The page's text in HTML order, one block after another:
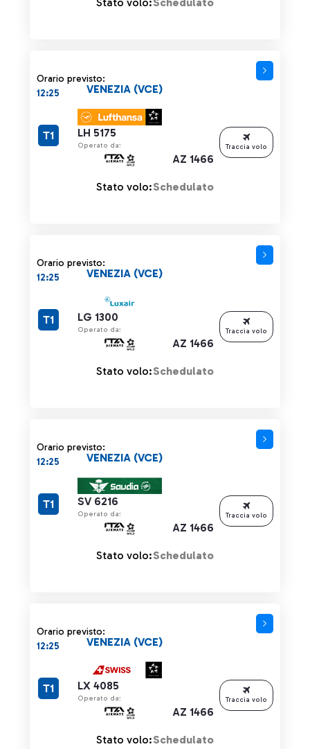
Orario previsto:
12:25
LH 5175
Operato da:
AZ 1466
VENEZIA (VCE)
T1
Stato volo:Schedulato
Traccia volo
Orario previsto:
12:25
LG 1300
Operato da:
AZ 1466
VENEZIA (VCE)
T1
Stato volo:Schedulato
Traccia volo
Orario previsto:
12:25
SV 6216
Operato da:
AZ 1466
VENEZIA (VCE)
T1
Stato volo:Schedulato
Traccia volo
Orario previsto:
12:25
LX 4085
Operato da:
AZ 1466
VENEZIA (VCE)
T1
Stato volo:Schedulato
Traccia volo